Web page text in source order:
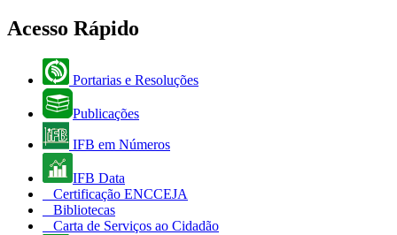
Acesso Rápido
Portarias e Resoluções
Publicações
IFB em Números
IFB Data
Certificação ENCCEJA
Bibliotecas
Carta de Serviços ao Cidadão